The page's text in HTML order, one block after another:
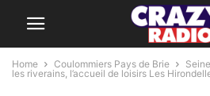
Home Coulommiers Pays de Brie
les riverains, l’accueil de loisirs Les